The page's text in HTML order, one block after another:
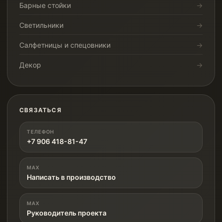
Барные стойки
Светильники
Салфетницы и спецовники
Декор
СВЯЗАТЬСЯ
ТЕЛЕФОН
+7 906 418-81-47
MAX
Написать в производство
MAX
Руководитель проекта